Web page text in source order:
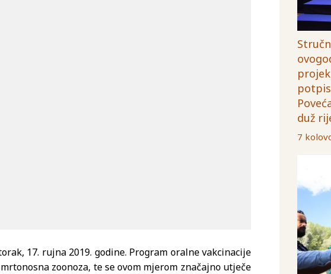
17. rujna 2019. godine. Program oralne vakcinacije
zoonoza, te se ovom mjerom značajno utječe
duž
7